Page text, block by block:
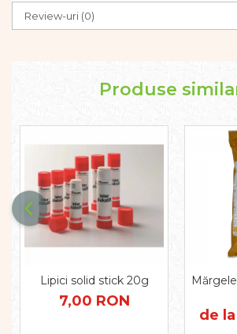
Magnetism
Matematica
Stiinte
Mărgele de călcat HAMA
Hama Maxi Sticks
Margele HAMA MAXI
Mărgele HAMA MIDI
Mărgele HAMA MINI
Perceperea timpului -
Stimulare senzoriala
Stimulare auditiva
Review-uri (0)
Produse
Lipici solid stick 20g
7,00 RON
de